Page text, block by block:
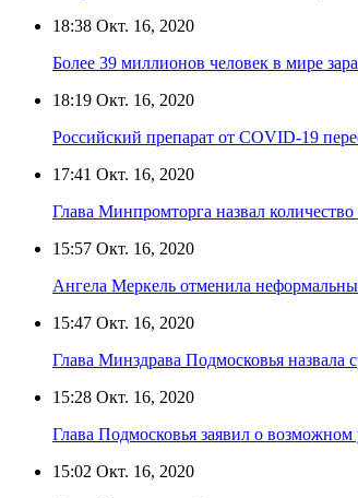
18:38 Окт. 16, 2020
Более 39 миллионов человек в мире
18:19 Окт. 16, 2020
Российский препарат от COVID-19
17:41 Окт. 16, 2020
Глава Минпромторга назвал
15:57 Окт. 16, 2020
Ангела Меркель отменила
15:47 Окт. 16, 2020
Глава Минздрава Подмосковья назвала
15:28 Окт. 16, 2020
Глава Подмосковья заявил о
15:02 Окт. 16, 2020